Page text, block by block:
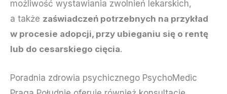
możliwość wystawiania zwolnień lekarskich,
a także zaświadczeń potrzebnych na przykład
w procesie adopcji, przy ubieganiu się o rentę
lub do cesarskiego cięcia.
Poradnia zdrowia psychicznego PsychoMedic